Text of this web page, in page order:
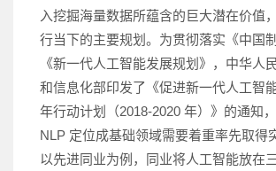
入挖掘海量数据所蕴含的巨大潜在价值
行当下的主要规划。为贯彻落实《中国
《新一代人工智能发展规划》，中华人
和信息化部印发了《促进新一代人工智
年行动计划（2018-2020 年）》的通知
NLP 定位成基础领域需要着重率先取得
以先进同业为例，同业将人工智能放在